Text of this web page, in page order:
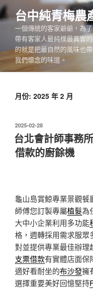
跳
至
內
台中純青梅農
一個傳統的客家爺爺，為
帶有客家人最純樸最真實
的就是把最自然的風味也
我們懷念的味道。
月份: 2025 年 2 月
發
佈
於
2025-02-28
台北會計師事務
借款的廚餘機
龜山島賞鯨專業景觀餐
師傅您訂製專屬植髮為
大中小企業利用多功能
格，週轉採用需求服眾
對並提供專業最佳辦理
支票借款有實體店面保
適好看耐坐的布沙發擁
選擇重要美好回憶堅持